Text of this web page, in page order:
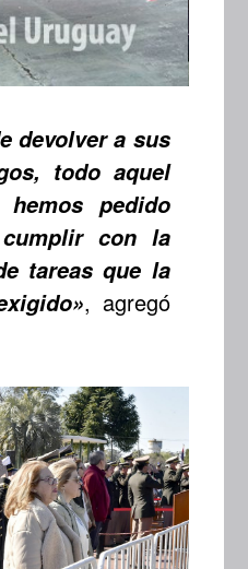
devolver a sus
todo aquel
pedido
con la
tareas que la
, agregó